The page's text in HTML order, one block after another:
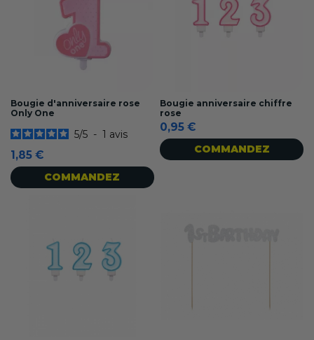
Bougie d'anniversaire rose
Only One
5/5 - 1 avis
1,85 €
COMMANDEZ
Bougie anniversaire chiffre
rose
0,95 €
COMMANDEZ